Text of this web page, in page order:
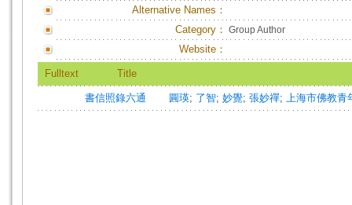
Alternative Names：
Category： Group Author
Website：
Fulltext Title
書信照錄六通 圓瑛; 了智; 妙覺; 張妙禪; 上海市佛教青